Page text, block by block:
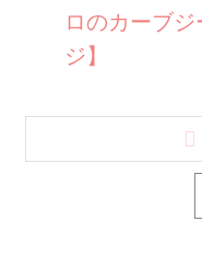
ロのカーブ
ジ】